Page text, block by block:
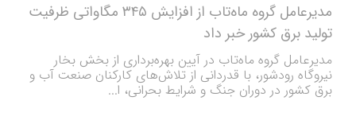
مدیرعامل گروه ماه‌تاب از افزایش ۳۴۵ مگاواتی ظرفیت
تولید برق کشور خبر داد
مدیرعامل گروه ماه‌تاب در آیین بهره‌برداری از بخش بخار
نیروگاه رودشور، با قدردانی از تلاش‌های کارکنان صنعت آب و
برق کشور در دوران جنگ و شرایط بحرانی، ا...